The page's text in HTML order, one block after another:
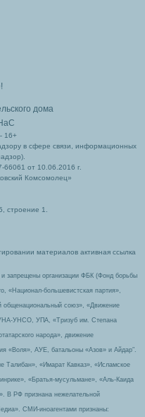
дома
16+
в сфере связи, информационных
от 10.06.2016 г.
Комсомолец»
строение 1.
материалов активная ссылка
запрещены организации ФБК (Фонд борьбы
«Национал-большевистская партия»,
общенациональный союз», «Движение
УНА-УНСО, УПА, «Тризуб им. Степана
народа», движение
«Воля», АУЕ, батальоны «Азов» и Айдар″.
Талибан», «Имарат Кавказ», «Исламское
«Братья-мусульмане», «Аль-Каида
В РФ признана нежелательной
СМИ-иноагентами признаны: